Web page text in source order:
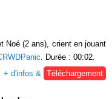
Noé (2 ans), crient en jouant
. Durée : 00:02.
+ d'infos &
Téléchargement